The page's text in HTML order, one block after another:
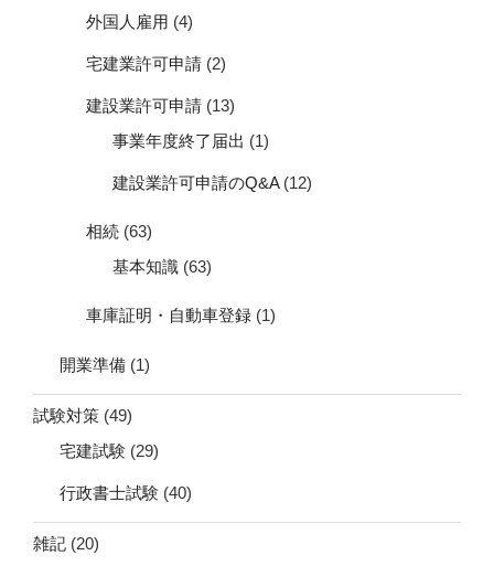
外国人雇用 (4)
宅建業許可申請 (2)
建設業許可申請 (13)
事業年度終了届出 (1)
建設業許可申請のQ&A(12)
相続 (63)
基本知識 (63)
車庫証明・自動車登録 (1)
開業準備 (1)
試験対策 (49)
宅建試験 (29)
行政書士試験 (40)
雑記 (20)